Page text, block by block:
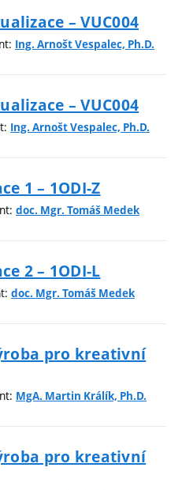
– VUC004
Ing. Arnošt Vespalec, Ph.D.
– VUC004
Ing. Arnošt Vespalec, Ph.D.
1 – 1ODI-Z
doc. Mgr. Tomáš Medek
2 – 1ODI-L
doc. Mgr. Tomáš Medek
pro kreativní
MgA. Martin Králík, Ph.D.
pro kreativní